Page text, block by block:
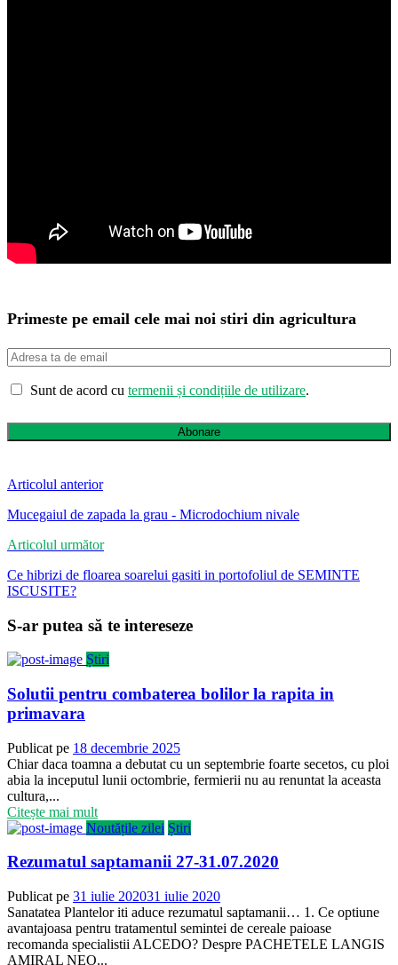
Primeste pe email cele mai noi stiri din agricultura
Sunt de acord cu termenii și condițiile de utilizare.
Abonare
Articolul anterior
Mucegaiul de zapada la grau - Microdochium nivale
Articolul următor
Ce hibrizi de floarea soarelui gasiti in portofoliul de SEMINTE
ISCUSITE?
S-ar putea să te intereseze
Știri
Solutii pentru combaterea bolilor la rapita in
primavara
Publicat pe 18 decembrie 2025
Chiar daca toamna a debutat cu un septembrie foarte secetos, cu ploi
abia la inceputul lunii octombrie, fermierii nu au renuntat la aceasta
cultura,...
Citește mai mult
Noutățile zilei Știri
Rezumatul saptamanii 27-31.07.2020
Publicat pe 31 iulie 202031 iulie 2020
Sanatatea Plantelor iti aduce rezumatul saptamanii… 1. Ce optiune
avantajoasa pentru tratamentul semintei de cereale paioase
recomanda specialistii ALCEDO? Despre PACHETELE LANGIS
AMIRAL NEO...